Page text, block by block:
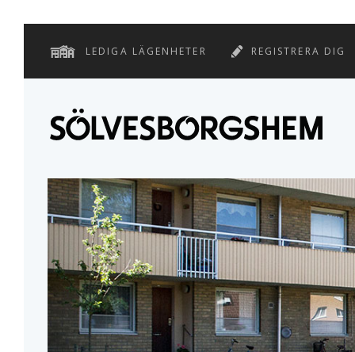
LEDIGA LÄGENHETER REGISTRERA DIG